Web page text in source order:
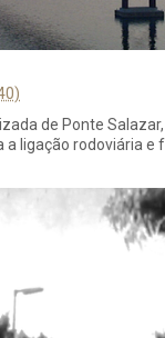
de Ponte
ligação rodoviária e